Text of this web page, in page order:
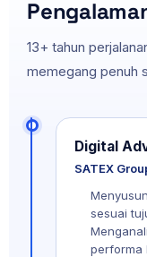
13+ tahun
memegang penuh
Digital
SATEX
sesuai
performa